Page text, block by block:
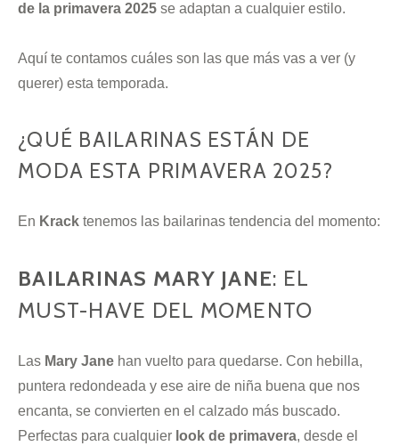
de la primavera 2025 se adaptan a cualquier estilo.
Aquí te contamos cuáles son las que más vas a ver (y
querer) esta temporada.
¿QUÉ BAILARINAS ESTÁN DE
MODA ESTA PRIMAVERA 2025?
En Krack tenemos las bailarinas tendencia del momento:
BAILARINAS MARY JANE: EL
MUST-HAVE DEL MOMENTO
Las Mary Jane han vuelto para quedarse. Con hebilla,
puntera redondeada y ese aire de niña buena que nos
encanta, se convierten en el calzado más buscado.
Perfectas para cualquier look de primavera, desde el